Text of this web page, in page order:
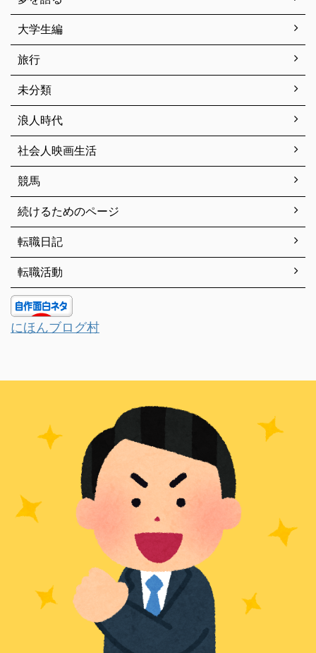
大学生編
旅行
未分類
浪人時代
社会人映画生活
競馬
続けるためのページ
転職日記
転職活動
にほんブログ村